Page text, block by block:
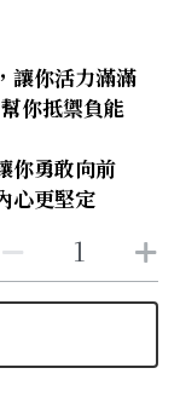
讓你活力滿滿
你抵禦負能
你勇敢向前
心更堅定